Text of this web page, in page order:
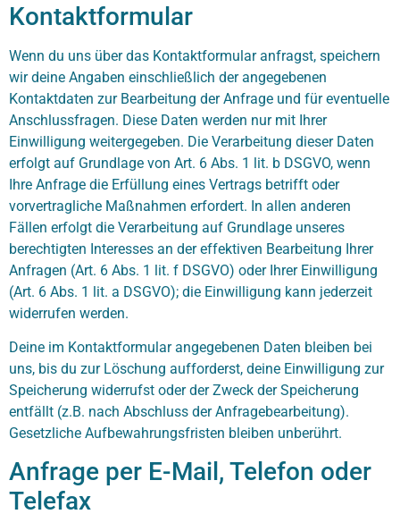
Kontaktformular
Wenn du uns über das Kontaktformular anfragst, speichern
wir deine Angaben einschließlich der angegebenen
Kontaktdaten zur Bearbeitung der Anfrage und für eventuelle
Anschlussfragen. Diese Daten werden nur mit Ihrer
Einwilligung weitergegeben. Die Verarbeitung dieser Daten
erfolgt auf Grundlage von Art. 6 Abs. 1 lit. b DSGVO, wenn
Ihre Anfrage die Erfüllung eines Vertrags betrifft oder
vorvertragliche Maßnahmen erfordert. In allen anderen
Fällen erfolgt die Verarbeitung auf Grundlage unseres
berechtigten Interesses an der effektiven Bearbeitung Ihrer
Anfragen (Art. 6 Abs. 1 lit. f DSGVO) oder Ihrer Einwilligung
(Art. 6 Abs. 1 lit. a DSGVO); die Einwilligung kann jederzeit
widerrufen werden.
Deine im Kontaktformular angegebenen Daten bleiben bei
uns, bis du zur Löschung aufforderst, deine Einwilligung zur
Speicherung widerrufst oder der Zweck der Speicherung
entfällt (z.B. nach Abschluss der Anfragebearbeitung).
Gesetzliche Aufbewahrungsfristen bleiben unberührt.
Anfrage per E-Mail, Telefon oder
Telefax